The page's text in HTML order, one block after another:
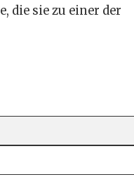
die sie zu einer der